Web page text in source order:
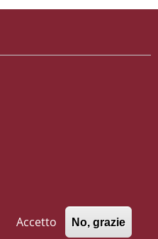
Accetto No, grazie